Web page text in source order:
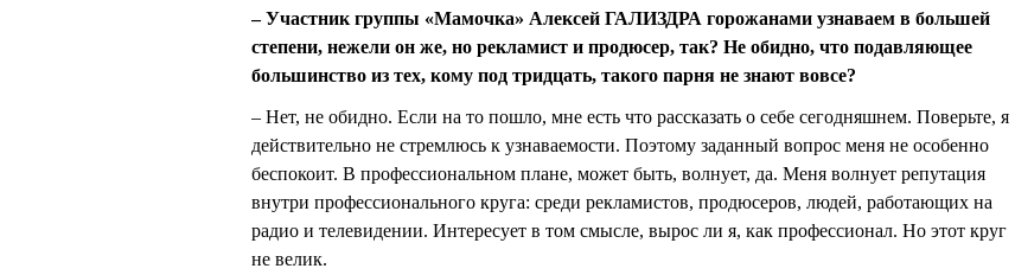
– Участник группы «Мамочка» Алексей ГАЛИЗДРА горожанами узнаваем в большей
степени, нежели он же, но рекламист и продюсер, так? Не обидно, что подавляющее
большинство из тех, кому под тридцать, такого парня не знают вовсе?
– Нет, не обидно. Если на то пошло, мне есть что рассказать о себе сегодняшнем. Поверьте, я
действительно не стремлюсь к узнаваемости. Поэтому заданный вопрос меня не особенно
беспокоит. В профессиональном плане, может быть, волнует, да. Меня волнует репутация
внутри профессионального круга: среди рекламистов, продюсеров, людей, работающих на
радио и телевидении. Интересует в том смысле, вырос ли я, как профессионал. Но этот круг
не велик.